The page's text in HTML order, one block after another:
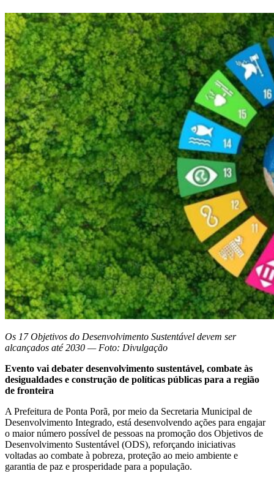
Os 17 Objetivos do Desenvolvimento Sustentável devem ser
alcançados até 2030 — Foto: Divulgação
Evento vai debater desenvolvimento sustentável, combate às
desigualdades e construção de políticas públicas para a região
de fronteira
A Prefeitura de Ponta Porã, por meio da Secretaria Municipal de
Desenvolvimento Integrado, está desenvolvendo ações para engajar
o maior número possível de pessoas na promoção dos Objetivos de
Desenvolvimento Sustentável (ODS), reforçando iniciativas
voltadas ao combate à pobreza, proteção ao meio ambiente e
garantia de paz e prosperidade para a população.